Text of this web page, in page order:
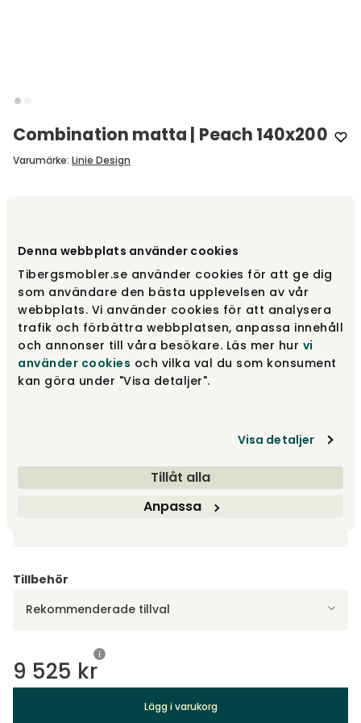
Denna webbplats använder cookies
Tibergsmobler.se använder cookies för att ge dig
som användare den bästa upplevelsen av vår
webbplats. Vi använder cookies för att analysera
trafik och förbättra webbplatsen, anpassa innehåll
och annonser till våra besökare. Läs mer hur vi
använder cookies och vilka val du som konsument
kan göra under "Visa detaljer".
Visa detaljer
Tillåt alla
Anpassa
Combination matta | Peach 140x200
Varumärke: Linie Design
Peach
Yellow 9 525 kr
Välj storlek
Tillbehör
Rekommenderade tillval
9 525 kr
Lägg i varukorg